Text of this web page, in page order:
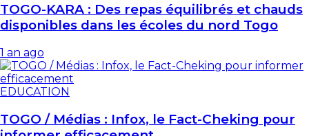
TOGO-KARA : Des repas équilibrés et chauds
disponibles dans les écoles du nord Togo
1 an ago
EDUCATION
TOGO / Médias : Infox, le Fact-Cheking pour